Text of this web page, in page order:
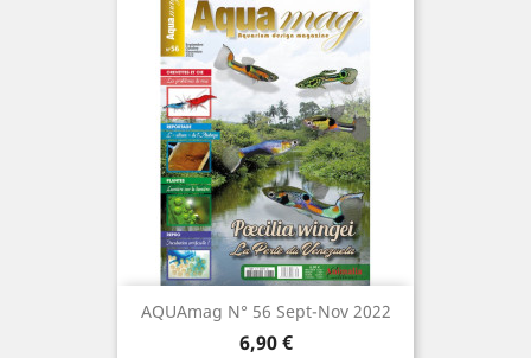
AQUAmag N° 56 Sept-Nov 2022
Prix
6,90 €